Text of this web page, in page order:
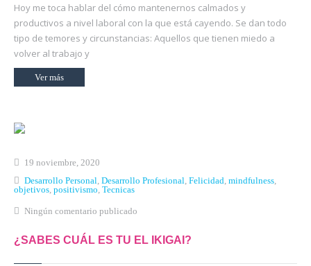
Hoy me toca hablar del cómo mantenernos calmados y
productivos a nivel laboral con la que está cayendo. Se dan todo
tipo de temores y circunstancias: Aquellos que tienen miedo a
volver al trabajo y
Ver más
19 noviembre, 2020
Desarrollo Personal Desarrollo Profesional Felicidad mindfulness
objetivos positivismo Tecnicas
Ningún comentario publicado
¿SABES CUÁL ES TU EL IKIGAI?